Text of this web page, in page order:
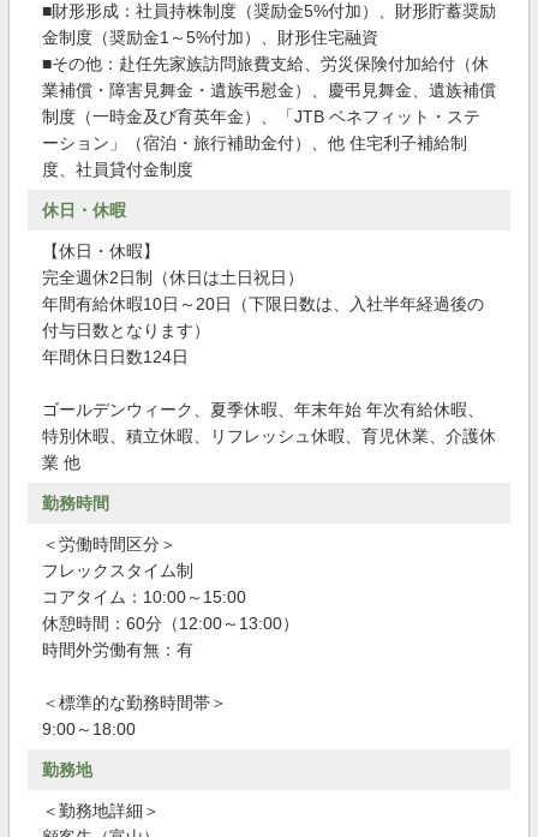
■財形形成：社員持株制度（奨励金5%付加）、財形貯蓄奨励
金制度（奨励金1～5%付加）、財形住宅融資
■その他：赴任先家族訪問旅費支給、労災保険付加給付（休
業補償・障害見舞金・遺族弔慰金）、慶弔見舞金、遺族補償
制度（一時金及び育英年金）、「JTB ベネフィット・ステ
ーション」（宿泊・旅行補助金付）、他 住宅利子補給制
度、社員貸付金制度
休日・休暇
【休日・休暇】
完全週休2日制（休日は土日祝日）
年間有給休暇10日～20日（下限日数は、入社半年経過後の
付与日数となります）
年間休日日数124日
ゴールデンウィーク、夏季休暇、年末年始 年次有給休暇、
特別休暇、積立休暇、リフレッシュ休暇、育児休業、介護休
業 他
勤務時間
＜労働時間区分＞
フレックスタイム制
コアタイム：10:00～15:00
休憩時間：60分（12:00～13:00）
時間外労働有無：有
＜標準的な勤務時間帯＞
9:00～18:00
勤務地
＜勤務地詳細＞